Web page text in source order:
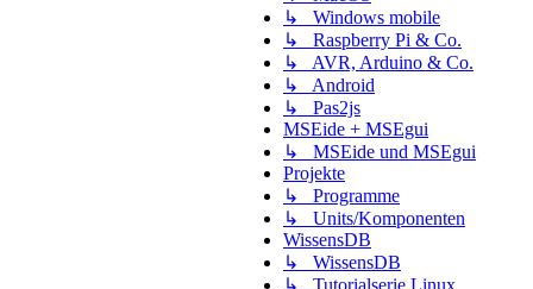
↳ Windows mobile
↳ Raspberry Pi & Co.
↳ AVR, Arduino & Co.
↳ Android
↳ Pas2js
MSEide + MSEgui
↳ MSEide und MSEgui
Projekte
↳ Programme
↳ Units/Komponenten
WissensDB
↳ WissensDB